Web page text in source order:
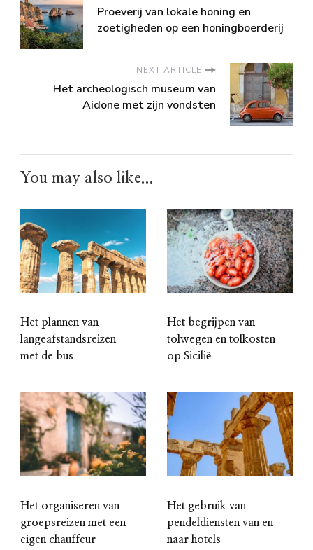
Proeverij van lokale honing en
zoetigheden op een honingboerderij
NEXT ARTICLE
Het archeologisch museum van
Aidone met zijn vondsten
You may also like...
Het plannen van
langeafstandsreizen
met de bus
Het begrijpen van
tolwegen en tolkosten
op Sicilië
Het organiseren van
groepsreizen met een
eigen chauffeur
Het gebruik van
pendeldiensten van en
naar hotels